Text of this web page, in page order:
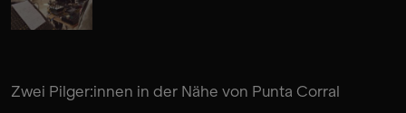
Zwei Pilger:innen in der Nähe von Punta Corral